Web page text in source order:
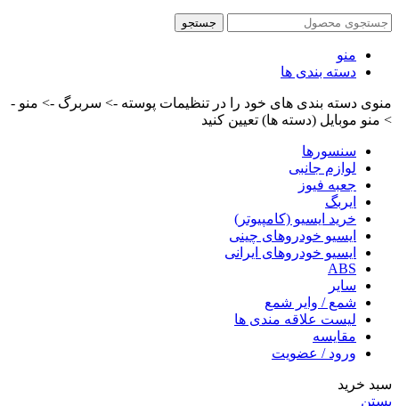
جستجو
منو
دسته بندی ها
منوی دسته بندی های خود را در تنظیمات پوسته -> سربرگ -> منو -
> منو موبایل (دسته ها) تعیین کنید
سنسورها
لوازم جانبی
جعبه فیوز
ایربگ
خرید ایسیو (کامپیوتر)
ایسیو خودروهای چینی
ایسیو خودروهای ایرانی
ABS
سایر
شمع / وایر شمع
لیست علاقه مندی ها
مقایسه
ورود / عضویت
سبد خرید
بستن